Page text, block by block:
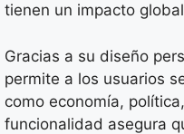
tienen un impacto
Gracias a su diseño
permite a los usuarios
como economía,
funcionalidad asegura